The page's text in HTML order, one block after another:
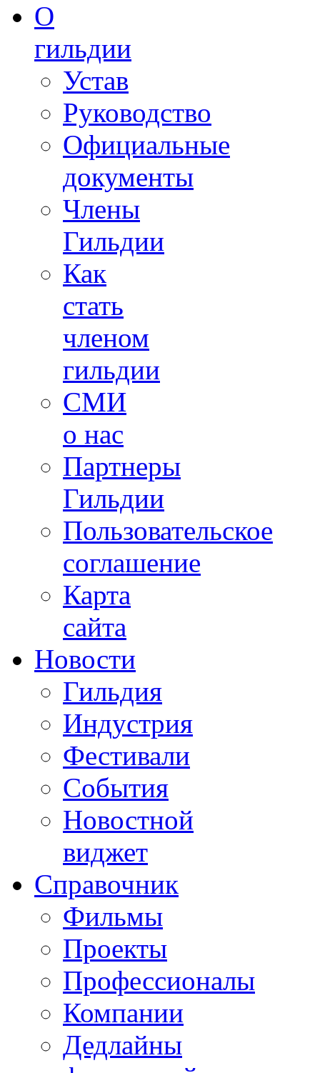
О
гильдии
Устав
Руководство
Официальные
документы
Члены
Гильдии
Как
стать
членом
гильдии
СМИ
о нас
Партнеры
Гильдии
Пользовательское
соглашение
Карта
сайта
Новости
Гильдия
Индустрия
Фестивали
События
Новостной
виджет
Справочник
Фильмы
Проекты
Профессионалы
Компании
Дедлайны